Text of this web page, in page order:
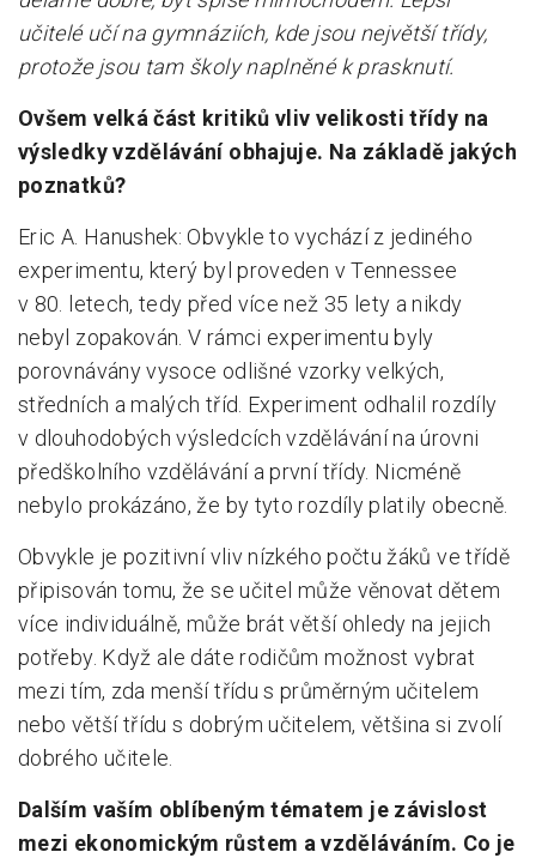
učitelé učí na gymnáziích, kde jsou největší třídy,
protože jsou tam školy naplněné k prasknutí.
Ovšem velká část kritiků vliv velikosti třídy na
výsledky vzdělávání obhajuje. Na základě jakých
poznatků?
Eric A. Hanushek: Obvykle to vychází z jediného
experimentu, který byl proveden v Tennessee
v 80. letech, tedy před více než 35 lety a nikdy
nebyl zopakován. V rámci experimentu byly
porovnávány vysoce odlišné vzorky velkých,
středních a malých tříd. Experiment odhalil rozdíly
v dlouhodobých výsledcích vzdělávání na úrovni
předškolního vzdělávání a první třídy. Nicméně
nebylo prokázáno, že by tyto rozdíly platily obecně.
Obvykle je pozitivní vliv nízkého počtu žáků ve třídě
připisován tomu, že se učitel může věnovat dětem
více individuálně, může brát větší ohledy na jejich
potřeby. Když ale dáte rodičům možnost vybrat
mezi tím, zda menší třídu s průměrným učitelem
nebo větší třídu s dobrým učitelem, většina si zvolí
dobrého učitele.
Dalším vaším oblíbeným tématem je závislost
mezi ekonomickým růstem a vzděláváním. Co je